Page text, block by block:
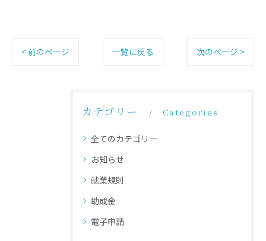
< 前のページ 一覧に戻る 次のページ >
カテゴリー Categories
全てのカテゴリー
お知らせ
就業規則
助成金
電子申請